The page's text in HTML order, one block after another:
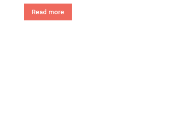
Read more